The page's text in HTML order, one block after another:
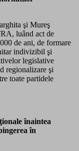
şi Mureş
luând act de
de ani, de formare
indivizibil şi
legislative
regionalizare şi
toate partidele
înaintea
în